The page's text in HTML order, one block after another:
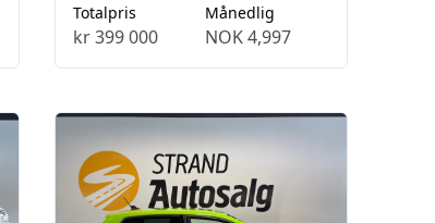
Totalpris
kr 399 000
Månedlig
NOK 4,997